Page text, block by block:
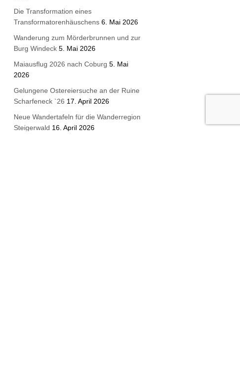
Die Transformation eines
Transformatorenhäuschens 6. Mai 2026
Wanderung zum Mörderbrunnen und zur
Burg Windeck 5. Mai 2026
Maiausflug 2026 nach Coburg 5. Mai
2026
Gelungene Ostereiersuche an der Ruine
Scharfeneck `26 17. April 2026
Neue Wandertafeln für die Wanderregion
Steigerwald 16. April 2026